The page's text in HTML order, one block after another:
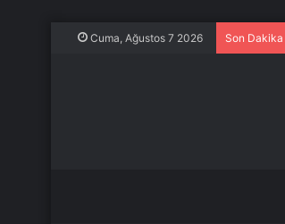
Cuma, Ağustos 7 2026 Son